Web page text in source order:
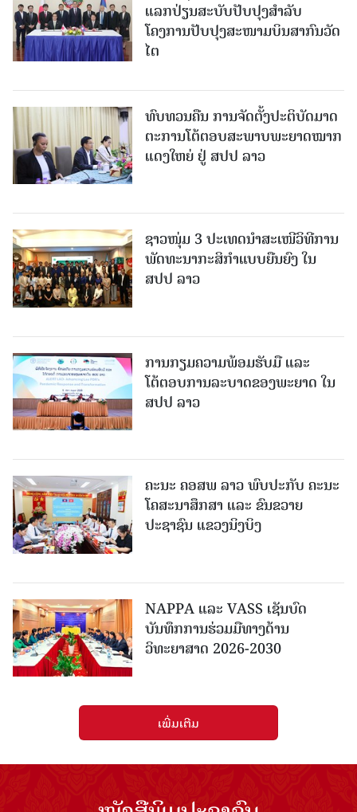
ແລກປ່ຽນສະບັບປັບປຸງສໍາລັບ
ໂຄງການປັບປຸງສະໜາມບິນສາກົນວັດ
ໄຕ
ທົບທວນຄືນ ການຈັດຕັ້ງປະຕິບັດມາດ
ຕະການໂຕ້ຕອບສະພາບພະຍາດໝາກ
ແດງໃຫຍ່ ຢູ່ ສປປ ລາວ
ຊາວໜຸ່ມ 3 ປະເທດນຳສະເໜີວິທີການ
ພັດທະນາກະສິກຳແບບຍືນຍົງ ໃນ
ສປປ ລາວ
ການກຽມຄວາມພ້ອມຮັບມື ແລະ
ໂຕ້ຕອບການລະບາດຂອງພະຍາດ ໃນ
ສປປ ລາວ
ຄະນະ ຄອສພ ລາວ ພົບປະກັບ ຄະນະ
ໂຄສະນາສຶກສາ ແລະ ຂົນຂວາຍ
ປະຊາຊົນ ແຂວງນິງບິງ
NAPPA ແລະ VASS ເຊັນບົດ
ບັນທຶກການຮ່ວມມືທາງດ້ານ
ວິທະຍາສາດ 2026-2030
ເພີ່ມເຕີມ